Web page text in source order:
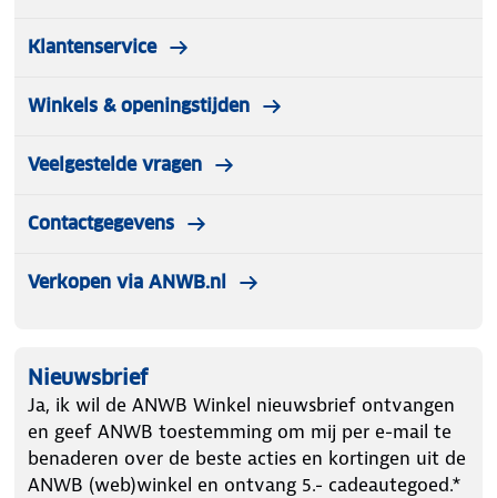
Klantenservice
Winkels & openingstijden
Veelgestelde vragen
Contactgegevens
Verkopen via ANWB.nl
Nieuwsbrief
Ja, ik wil de ANWB Winkel nieuwsbrief ontvangen
en geef ANWB toestemming om mij per e-mail te
benaderen over de beste acties en kortingen uit de
ANWB (web)winkel en ontvang 5.- cadeautegoed.*